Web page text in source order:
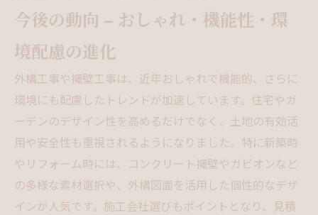
今後の動向 – おしゃれ・機能性・環
境配慮の進化
外構工事や擁壁工事は、近年おしゃれで機能的、さらに
環境にも配慮したトレンドが加速しています。住宅やガ
ーデンのデザイン性を高めるだけでなく、土地の有効活
用や安全性も重視されるようになりました。特に新築時
やリフォーム時には、コンクリート擁壁やガビオンなど
の多様な素材選択や、外構図面を活用した個性的なデザ
インが人気です。施工会社選びもポイントとなり、見積